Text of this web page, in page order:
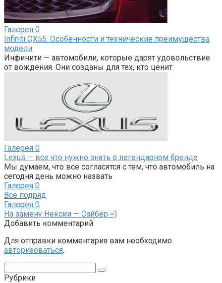
Галерея 0
Infiniti QX55. Особенности и технические преимущества
модели
Инфинити — автомобили, которые дарят удовольствие
от вождения. Они созданы для тех, кто ценит
Галерея 0
Lexus — все что нужно знать о легендарном бренде
Мы думаем, что все согласятся с тем, что автомобиль на
сегодня день можно назвать
Галерея 0
Все подряд
Галерея 0
На замену Нексии — Сайбер =)
Добавить комментарий
Для отправки комментария вам необходимо
авторизоваться.
Рубрики